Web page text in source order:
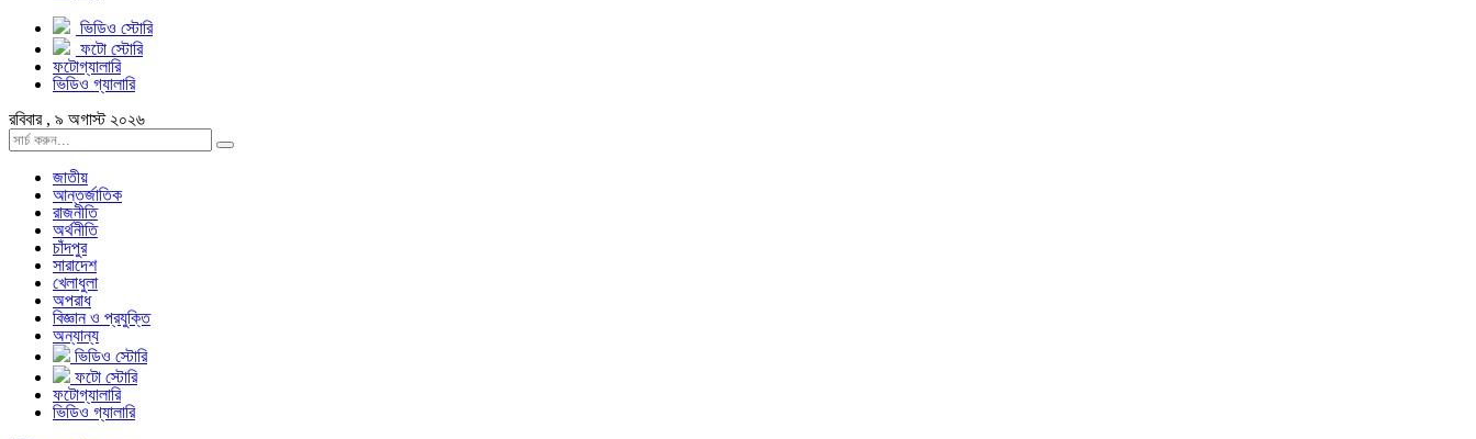
ভিডিও স্টোরি
ফটো স্টোরি
ফটোগ্যালারি
ভিডিও গ্যালারি
রবিবার , ৯ অগাস্ট ২০২৬
জাতীয়
আন্তর্জাতিক
রাজনীতি
অর্থনীতি
চাঁদপুর
সারাদেশ
খেলাধুলা
অপরাধ
বিজ্ঞান ও প্রযুক্তি
অন্যান্য
ভিডিও স্টোরি
ফটো স্টোরি
ফটোগ্যালারি
ভিডিও গ্যালারি